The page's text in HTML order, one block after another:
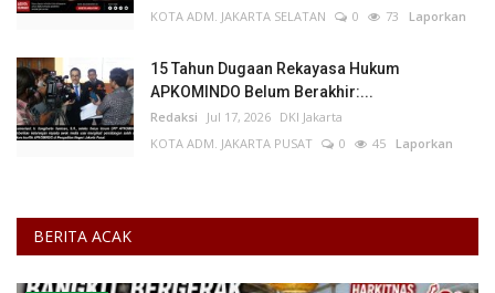
KOTA ADM. JAKARTA SELATAN
0 73 Laporkan
15 Tahun Dugaan Rekayasa Hukum
APKOMINDO Belum Berakhir:...
Redaksi Jul 17, 2026 DKI Jakarta
KOTA ADM. JAKARTA PUSAT
0 45 Laporkan
BERITA ACAK